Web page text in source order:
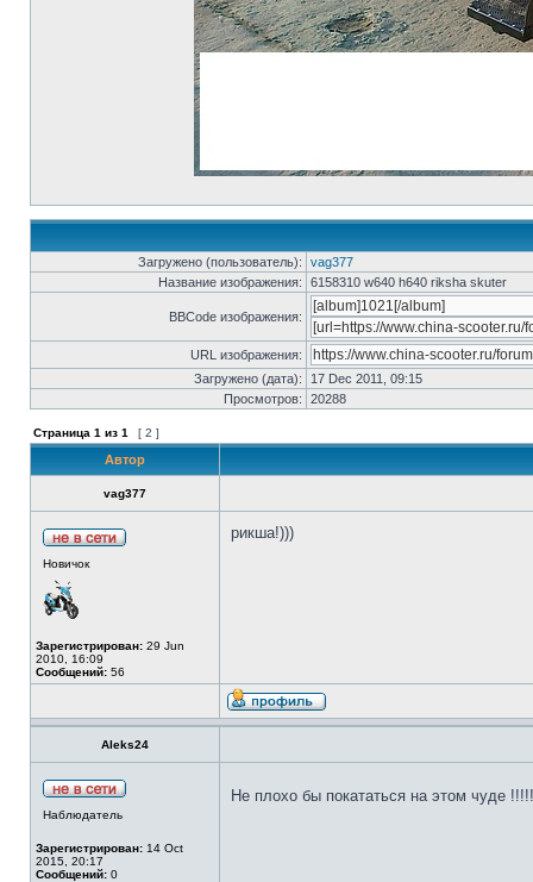
Загружено (пользователь):
vag377
Название изображения:
6158310 w640 h640 riksha skuter
BBCode изображения:
URL изображения:
Загружено (дата):
17 Dec 2011, 09:15
Просмотров:
20288
Страница 1 из 1 [ 2 ]
Автор
vag377
Новичок
Зарегистрирован: 29 Jun
2010, 16:09
Сообщений: 56
рикша!)))
Aleks24
Наблюдатель
Зарегистрирован: 14 Oct
2015, 20:17
Сообщений: 0
Не плохо бы покататься на этом чуде